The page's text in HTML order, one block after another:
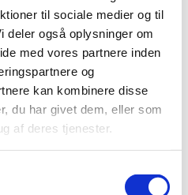
til sociale medier og til
deler også oplysninger om
med vores partnere inden
og
kan kombinere disse
du har givet dem, eller som
af deres tjenester.
af jeres sindssygt
podcast. Den giver så
i hjertekulen.”
barn kort tid efter